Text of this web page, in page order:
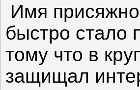
Имя
быстро стало
тому что в
защищал